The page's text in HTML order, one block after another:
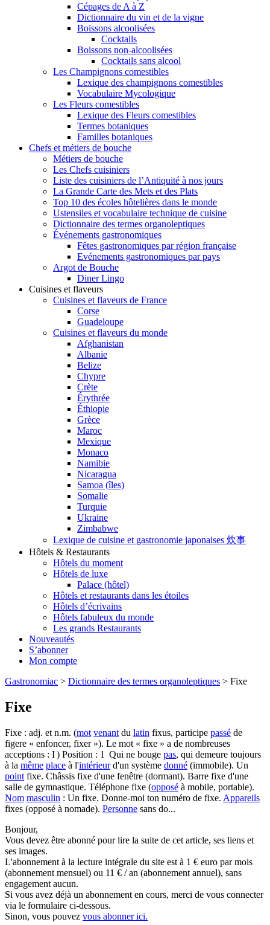
Cépages de A à Z
Dictionnaire du vin et de la vigne
Boissons alcoolisées
Cocktails
Boissons non-alcoolisées
Cocktails sans alcool
Les Champignons comestibles
Lexique des champignons comestibles
Vocabulaire Mycologique
Les Fleurs comestibles
Lexique des Fleurs comestibles
Termes botaniques
Familles botaniques
Chefs et métiers de bouche
Métiers de bouche
Les Chefs cuisiniers
Liste des cuisiniers de l’Antiquité à nos jours
La Grande Carte des Mets et des Plats
Top 10 des écoles hôtelières dans le monde
Ustensiles et vocabulaire technique de cuisine
Dictionnaire des termes organoleptiques
Événements gastronomiques
Fêtes gastronomiques par région française
Evénements gastronomiques par pays
Argot de Bouche
Diner Lingo
Cuisines et flaveurs
Cuisines et flaveurs de France
Corse
Guadeloupe
Cuisines et flaveurs du monde
Afghanistan
Albanie
Belize
Chypre
Crète
Érythrée
Éthiopie
Grèce
Maroc
Mexique
Monaco
Namibie
Nicaragua
Samoa (îles)
Somalie
Turquie
Ukraine
Zimbabwe
Lexique de cuisine et gastronomie japonaises 炊事
Hôtels & Restaurants
Hôtels du moment
Hôtels de luxe
Palace (hôtel)
Hôtels et restaurants dans les étoiles
Hôtels d’écrivains
Hôtels fabuleux du monde
Les grands Restaurants
Nouveautés
S’abonner
Mon compte
Gastronomiac > Dictionnaire des termes organoleptiques > Fixe
Fixe
Fixe : adj. et n.m. (mot venant du latin fixus, participe passé de
figere « enfoncer, fixer »). Le mot « fixe » a de nombreuses
acceptions : I ) Position : 1 Qui ne bouge pas, qui demeure toujours
à la même place à l'intérieurd'un système donné (immobile). Un
point fixe. Châssis fixe d'une fenêtre (dormant). Barre fixe d'une
salle de gymnastique. Téléphone fixe (opposé à mobile, portable).
Nom masculin : Un fixe. Donne-moi ton numéro de fixe. Appareils
fixes (opposé à nomade). Personne sans do...
Bonjour,
Vous devez être abonné pour lire la suite de cet article, ses liens et
ses images.
L'abonnement à la lecture intégrale du site est à 1 € euro par mois
(abonnement mensuel) ou 11 € / an (abonnement annuel), sans
engagement aucun.
Si vous avez déjà un abonnement en cours, merci de vous connecter
via le formulaire ci-dessous.
Sinon, vous pouvez vous abonner ici.